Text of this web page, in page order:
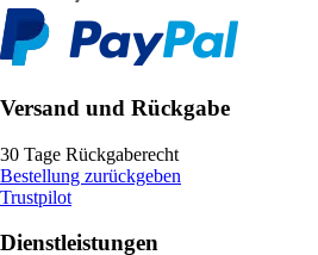
Versand und Rückgabe
30 Tage Rückgaberecht
Bestellung zurückgeben
Trustpilot
Dienstleistungen